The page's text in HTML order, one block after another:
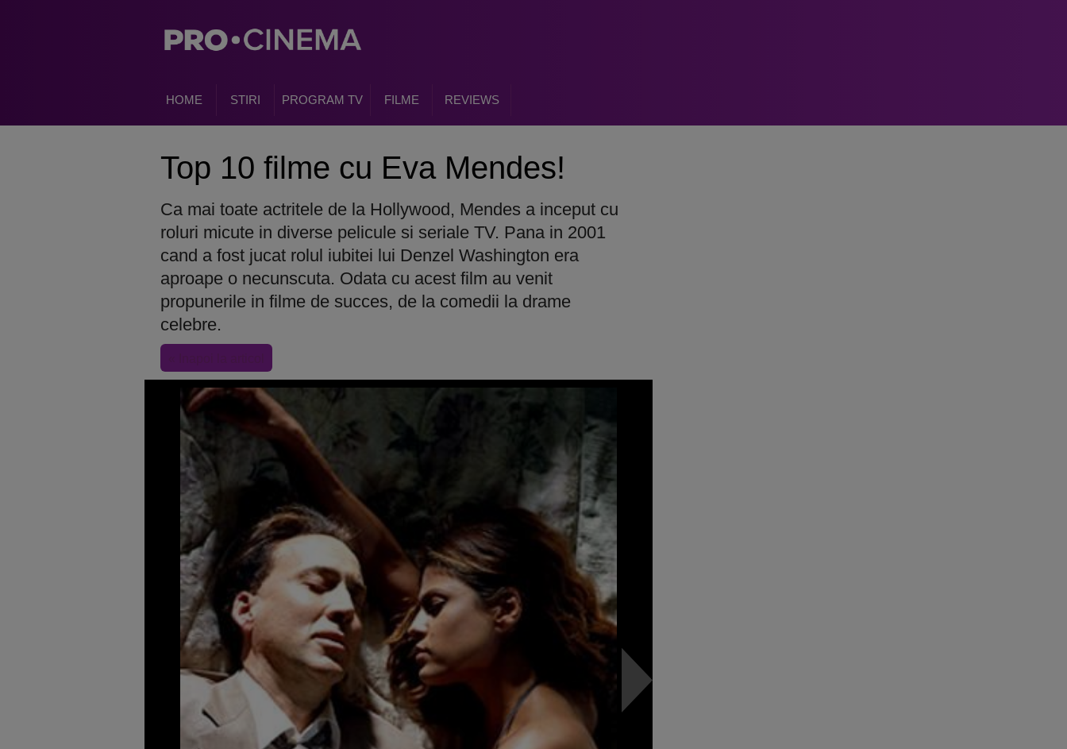
HOME STIRI PROGRAM TV FILME REVIEWS
Top 10 filme cu Eva Mendes!
Ca mai toate actritele de la Hollywood, Mendes a inceput cu
roluri micute in diverse pelicule si seriale TV. Pana in 2001
cand a fost jucat rolul iubitei lui Denzel Washington era
aproape o necunscuta. Odata cu acest film au venit
propunerile in filme de succes, de la comedii la drame
celebre.